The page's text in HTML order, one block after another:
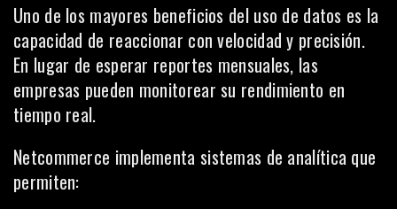
Uno de los mayores beneficios del uso de datos es la
capacidad de reaccionar con velocidad y precisión.
En lugar de esperar reportes mensuales, las
empresas pueden monitorear su rendimiento en
tiempo real.
Netcommerce implementa sistemas de analítica que
permiten: